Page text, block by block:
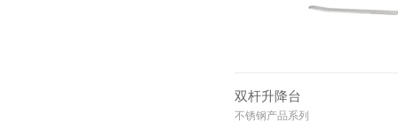
双杆升降台
不锈钢产品系列